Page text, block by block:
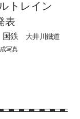
トレイン
表
国鉄 大井川鐵道
写真